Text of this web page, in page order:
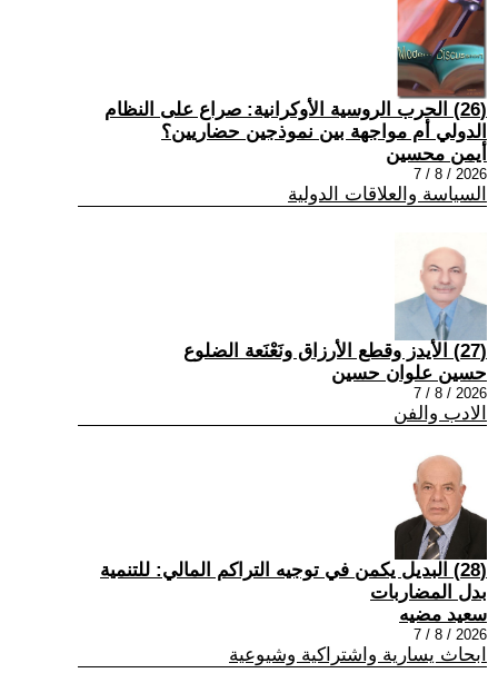
(26) الحرب الروسية الأوكرانية: صراع على النظام
الدولي أم مواجهة بين نموذجين حضاريين؟
أيمن محسين
2026 / 8 / 7
السياسة والعلاقات الدولية
(27) الأيدز وقطع الأرزاق ونَعْنَعة الضلوع
حسين علوان حسين
2026 / 8 / 7
الادب والفن
(28) البديل يكمن في توجيه التراكم المالي: للتنمية
بدل المضاربات
سعيد مضيه
2026 / 8 / 7
ابحاث يسارية واشتراكية وشيوعية